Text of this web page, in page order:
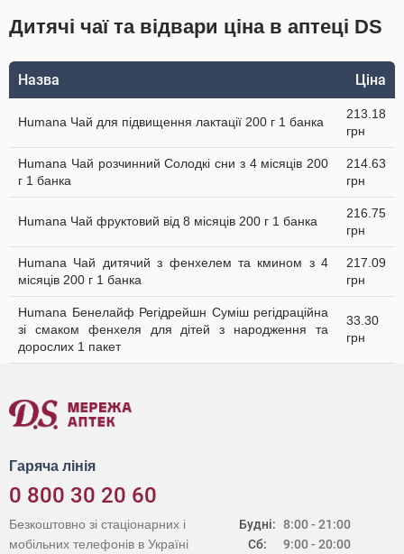
Дитячі чаї та відвари ціна в аптеці DS
Назва Ціна
Humana Чай для підвищення лактації 200 г 1 банка
213.18
грн
Humana Чай розчинний Солодкі сни з 4 місяців 200
г 1 банка
214.63
грн
Humana Чай фруктовий від 8 місяців 200 г 1 банка
216.75
грн
Humana Чай дитячий з фенхелем та кмином з 4
місяців 200 г 1 банка
217.09
грн
Humana Бенелайф Регідрейшн Суміш регідраційна
зі смаком фенхеля для дітей з народження та
дорослих 1 пакет
33.30
грн
Гаряча лінія
0 800 30 20 60
Будні:
Сб:
8:00 - 21:00
9:00 - 20:00
Безкоштовно зі стаціонарних і
мобільних телефонів в Україні